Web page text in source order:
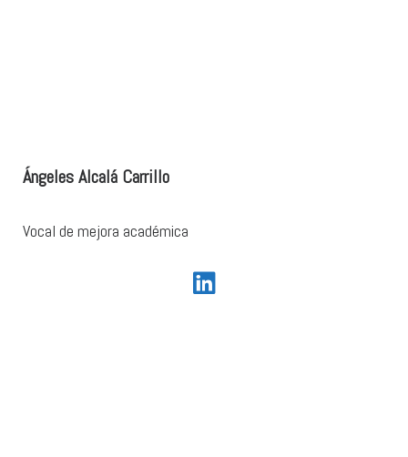
Ángeles Alcalá Carrillo
Vocal de mejora académica
fab fa-linkedin